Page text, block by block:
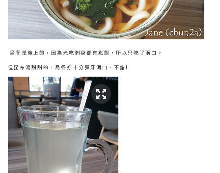
烏冬是後上的，因為光吃刺身都有點飽，所以只吃了兩口。
但昆布湯甜甜的，烏冬亦十分彈牙滑口，不錯!